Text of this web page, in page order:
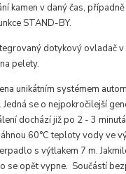
kamen v daný čas,
STAND-BY.
dotykový ovladač
pelety.
unikátním systémem
se o nejpokročilejší
dochází již po 2 - 3
60°C teploty vody ve
s výtlakem 7 m.
se opět vypne. Součástí